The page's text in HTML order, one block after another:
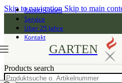
Skip to navigation Skip to main
Rabatt-Codes
Service
Über 25 Jahre
Kontakt
GARTEN
Products search